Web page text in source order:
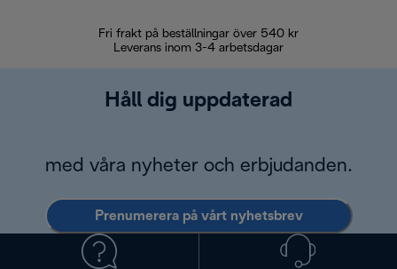
Fri frakt på beställningar över 540 kr
Leverans inom 3-4 arbetsdagar
Håll dig uppdaterad
med våra nyheter och erbjudanden.
Prenumerera på vårt nyhetsbrev